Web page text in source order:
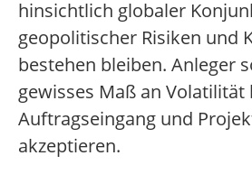
hinsichtlich globaler
geopolitischer Risiken und
bestehen bleiben. Anleger
gewisses Maß an Volatilität
Auftragseingang und
akzeptieren.